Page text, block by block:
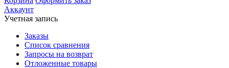
Аккаунт
Учетная запись
Заказы
Список сравнения
Запросы на возврат
Отложенные товары